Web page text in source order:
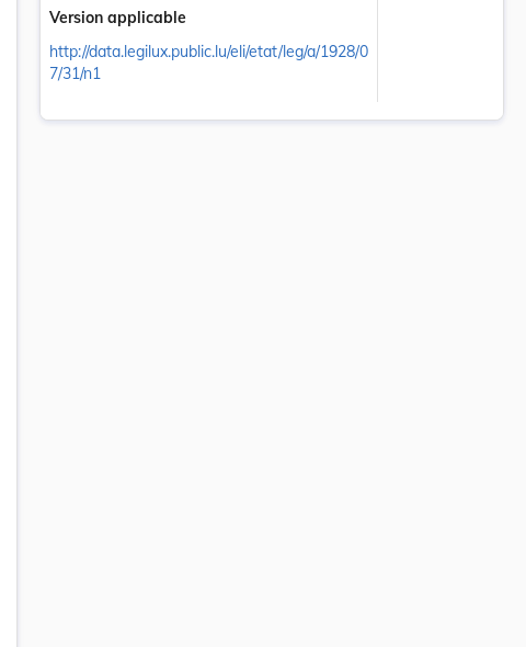
Version applicable
http://data.legilux.public.lu/eli/etat/leg/a/1928/0
7/31/n1